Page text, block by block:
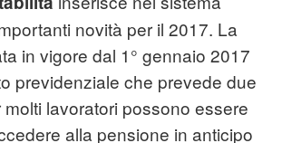
novità per il 2017. La
in vigore dal 1° gennaio 2017
previdenziale che prevede due
lavoratori possono essere
alla pensione in anticipo